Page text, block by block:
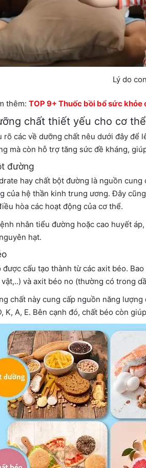
Lý do
thêm: TOP 9+ Thuốc bồi bổ sức
chất thiết yếu cho cơ thể
rõ các về dưỡng chất nêu dưới đây để
mà còn hỗ trợ tăng sức đề kháng,
đường
hay chất bột đường là nguồn
của hệ thần kinh trung ương. Đây
hòa các hoạt động của cơ thể.
nhân tiểu đường hoặc cao huyết
hạt.
được cấu tạo thành từ các axit béo.
và axit béo no (thường có trong
chất này cung cấp nguồn năng
K, A, E. Bên cạnh đó, chất béo còn